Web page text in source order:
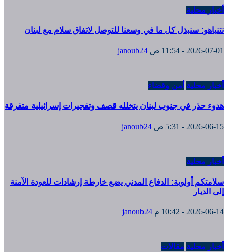
أخبار محلية
نتنياهو: سنبذل كل ما في وسعنا للتوصل لاتفاق سلام مع لبنان
2026-07-01 - 11:54 ص janoub24
أخبار محلية أمن وقضاء
هدوء حذر في جنوب لبنان يتخلله قصف وتفجيرات إسرائيلية متفرقة
2026-06-15 - 5:31 ص janoub24
أخبار محلية
سلامتكم أولوية: الدفاع المدني يضع خارطة إرشادات للعودة الآمنة
إلى الديار
2026-06-14 - 10:42 م janoub24
أخبار محلية مقالات